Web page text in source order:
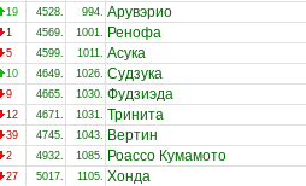
19 4528. 994. Арувэрио
1 4569. 1001. Ренофа
5 4599. 1011. Асука
10 4649. 1026. Судзука
9 4665. 1030. Фудзиэда
12 4671. 1031. Тринита
39 4745. 1043. Вертин
2 4932. 1085. Роассо Кумамото
27 5017. 1105. Хонда